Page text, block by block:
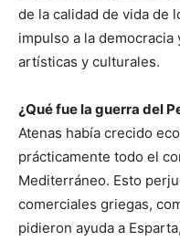
de la calidad de vida de
impulso a la
artísticas y culturales.
¿Qué fue la guerra del
Atenas había crecido
prácticamente todo el
Mediterráneo. Esto
comerciales griegas,
pidieron ayuda a